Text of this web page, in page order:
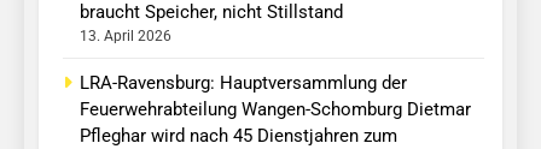
braucht Speicher, nicht Stillstand
13. April 2026
LRA-Ravensburg: Hauptversammlung der
Feuerwehrabteilung Wangen-Schomburg Dietmar
Pfleghar wird nach 45 Dienstjahren zum